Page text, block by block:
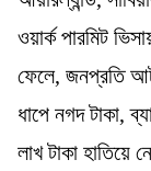
ওয়ার্ক পারমিট
ফেলে, জনপ্রতি আট
ধাপে নগদ টাকা,
লাখ টাকা